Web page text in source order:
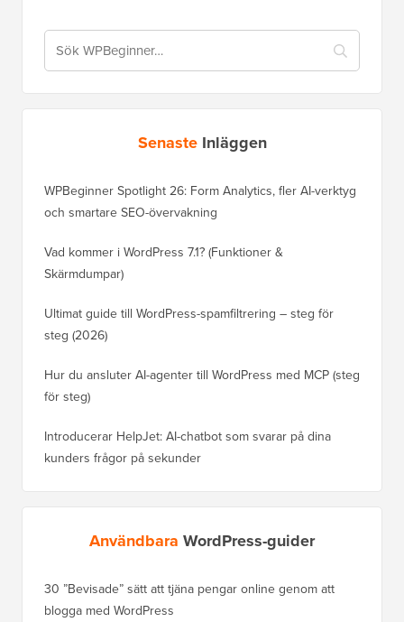
Senaste Inläggen
WPBeginner Spotlight 26: Form Analytics, fler AI-verktyg
och smartare SEO-övervakning
Vad kommer i WordPress 7.1? (Funktioner &
Skärmdumpar)
Ultimat guide till WordPress-spamfiltrering – steg för
steg (2026)
Hur du ansluter AI-agenter till WordPress med MCP (steg
för steg)
Introducerar HelpJet: AI-chatbot som svarar på dina
kunders frågor på sekunder
Användbara WordPress-guider
30 ”Bevisade” sätt att tjäna pengar online genom att
blogga med WordPress